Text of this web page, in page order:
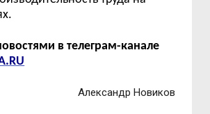
в телеграм-канале
Александр Новиков